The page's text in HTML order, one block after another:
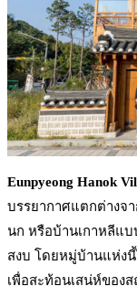
Eunpyeong Hanok
บรรยากาศแตกต่างจ
นก หรือบ้านเกาหลีแบ
สงบ โดยหมู่บ้านแห่ง
เพื่อสะท้อนเสน่ห์ของ